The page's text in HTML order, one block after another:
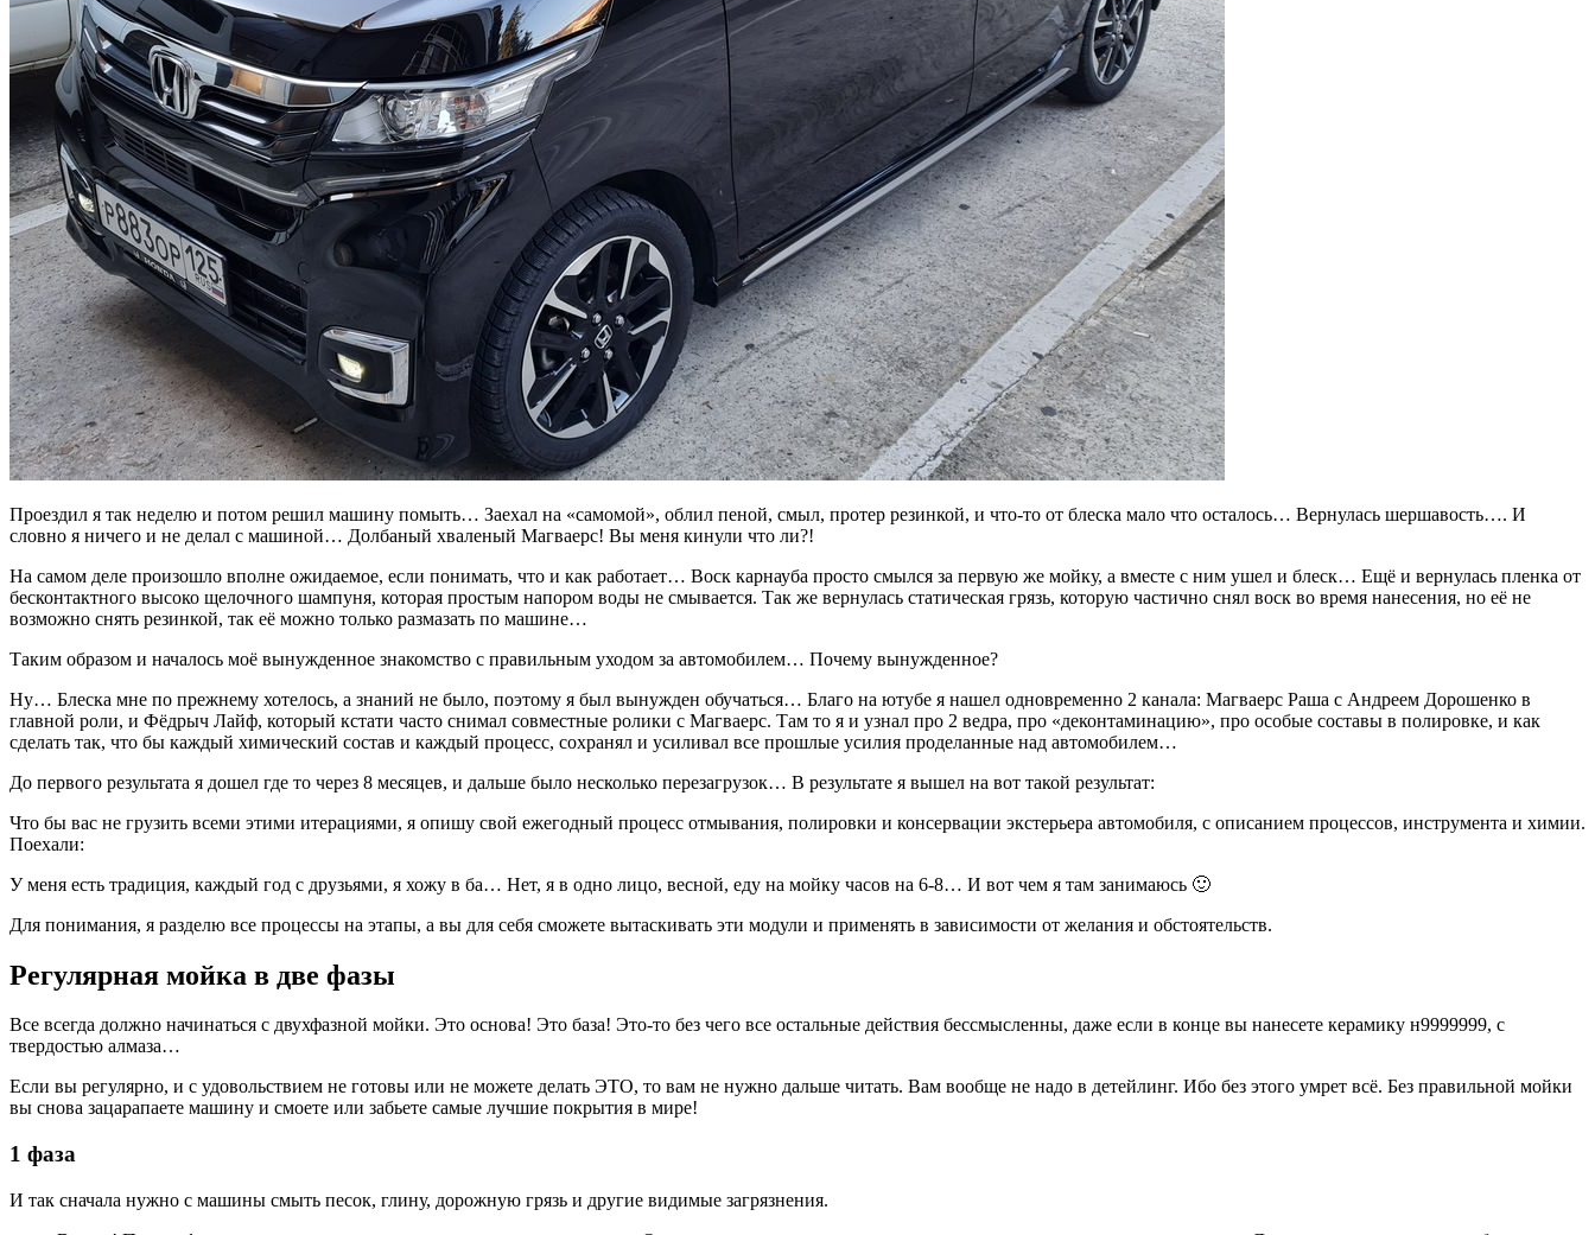
Проездил я так неделю и потом решил машину помыть… Заехал на «самомой», облил пеной, смыл, протер резинкой, и что-то от блеска мало что осталось… Вернулась шершавость…. И
словно я ничего и не делал с машиной… Долбаный хваленый Магваерс! Вы меня кинули что ли?!
На самом деле произошло вполне ожидаемое, если понимать, что и как работает… Воск карнауба просто смылся за первую же мойку, а вместе с ним ушел и блеск… Ещё и вернулась пленка от
бесконтактного высоко щелочного шампуня, которая простым напором воды не смывается. Так же вернулась статическая грязь, которую частично снял воск во время нанесения, но её не
возможно снять резинкой, так её можно только размазать по машине…
Таким образом и началось моё вынужденное знакомство с правильным уходом за автомобилем… Почему вынужденное?
Ну… Блеска мне по прежнему хотелось, а знаний не было, поэтому я был вынужден обучаться… Благо на ютубе я нашел одновременно 2 канала: Магваерс Раша с Андреем Дорошенко в
главной роли, и Фёдрыч Лайф, который кстати часто снимал совместные ролики с Магваерс. Там то я и узнал про 2 ведра, про «деконтаминацию», про особые составы в полировке, и как
сделать так, что бы каждый химический состав и каждый процесс, сохранял и усиливал все прошлые усилия проделанные над автомобилем…
До первого результата я дошел где то через 8 месяцев, и дальше было несколько перезагрузок… В результате я вышел на вот такой результат:
Что бы вас не грузить всеми этими итерациями, я опишу свой ежегодный процесс отмывания, полировки и консервации экстерьера автомобиля, с описанием процессов, инструмента и химии.
Поехали:
У меня есть традиция, каждый год с друзьями, я хожу в ба… Нет, я в одно лицо, весной, еду на мойку часов на 6-8… И вот чем я там занимаюсь 🙂
Для понимания, я разделю все процессы на этапы, а вы для себя сможете вытаскивать эти модули и применять в зависимости от желания и обстоятельств.
Регулярная мойка в две фазы
Все всегда должно начинаться с двухфазной мойки. Это основа! Это база! Это-то без чего все остальные действия бессмысленны, даже если в конце вы нанесете керамику н9999999, с
твердостью алмаза…
Если вы регулярно, и с удовольствием не готовы или не можете делать ЭТО, то вам не нужно дальше читать. Вам вообще не надо в детейлинг. Ибо без этого умрет всё. Без правильной мойки
вы снова зацарапаете машину и смоете или забьете самые лучшие покрытия в мире!
1 фаза
И так сначала нужно с машины смыть песок, глину, дорожную грязь и другие видимые загрязнения.